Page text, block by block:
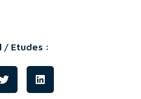
/ Etudes :